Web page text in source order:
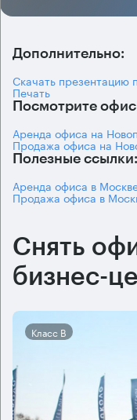
Дополнительно:
Скачать презентацию
Печать
Посмотрите
Аренда офиса на
Продажа офиса на
Полезные ссылки:
Аренда офиса в
Продажа офиса в
Снять
бизнес-
Класс B